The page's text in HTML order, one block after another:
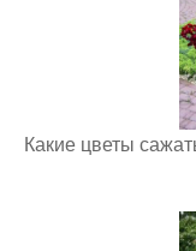
Какие цветы